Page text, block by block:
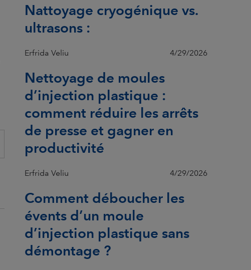
Nattoyage cryogénique vs.
ultrasons :
Erfrida Veliu 4/29/2026
Nettoyage de moules
d’injection plastique :
comment réduire les arrêts
de presse et gagner en
productivité
Erfrida Veliu 4/29/2026
Comment déboucher les
évents d’un moule
d’injection plastique sans
démontage ?